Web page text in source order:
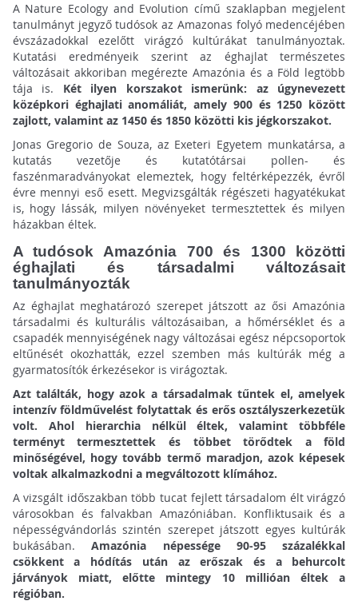
A Nature Ecology and Evolution című szaklapban megjelent
tanulmányt jegyző tudósok az Amazonas folyó medencéjében
évszázadokkal ezelőtt virágzó kultúrákat tanulmányoztak.
Kutatási eredményeik szerint az éghajlat természetes
változásait akkoriban megérezte Amazónia és a Föld legtöbb
tája is. Két ilyen korszakot ismerünk: az úgynevezett
középkori éghajlati anomáliát, amely 900 és 1250 között
zajlott, valamint az 1450 és 1850 közötti kis jégkorszakot.
Jonas Gregorio de Souza, az Exeteri Egyetem munkatársa, a
kutatás vezetője és kutatótársai pollen- és
faszénmaradványokat elemeztek, hogy feltérképezzék, évről
évre mennyi eső esett. Megvizsgálták régészeti hagyatékukat
is, hogy lássák, milyen növényeket termesztettek és milyen
házakban éltek.
A tudósok Amazónia 700 és 1300 közötti
éghajlati és társadalmi változásait
tanulmányozták
Az éghajlat meghatározó szerepet játszott az ősi Amazónia
társadalmi és kulturális változásaiban, a hőmérséklet és a
csapadék mennyiségének nagy változásai egész népcsoportok
eltűnését okozhatták, ezzel szemben más kultúrák még a
gyarmatosítók érkezésekor is virágoztak.
Azt találták, hogy azok a társadalmak tűntek el, amelyek
intenzív földművelést folytattak és erős osztályszerkezetük
volt. Ahol hierarchia nélkül éltek, valamint többféle
terményt termesztettek és többet törődtek a föld
minőségével, hogy tovább termő maradjon, azok képesek
voltak alkalmazkodni a megváltozott klímához.
A vizsgált időszakban több tucat fejlett társadalom élt virágzó
városokban és falvakban Amazóniában. Konfliktusaik és a
népességvándorlás szintén szerepet játszott egyes kultúrák
bukásában.Amazónia népessége 90-95 százalékkal
csökkent a hódítás után az erőszak és a behurcolt
járványok miatt, előtte mintegy 10 millióan éltek a
régióban.